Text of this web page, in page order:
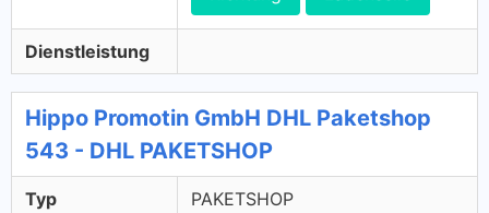
Dienstleistung
Hippo Promotin GmbH DHL Paketshop
543 - DHL PAKETSHOP
Typ PAKETSHOP